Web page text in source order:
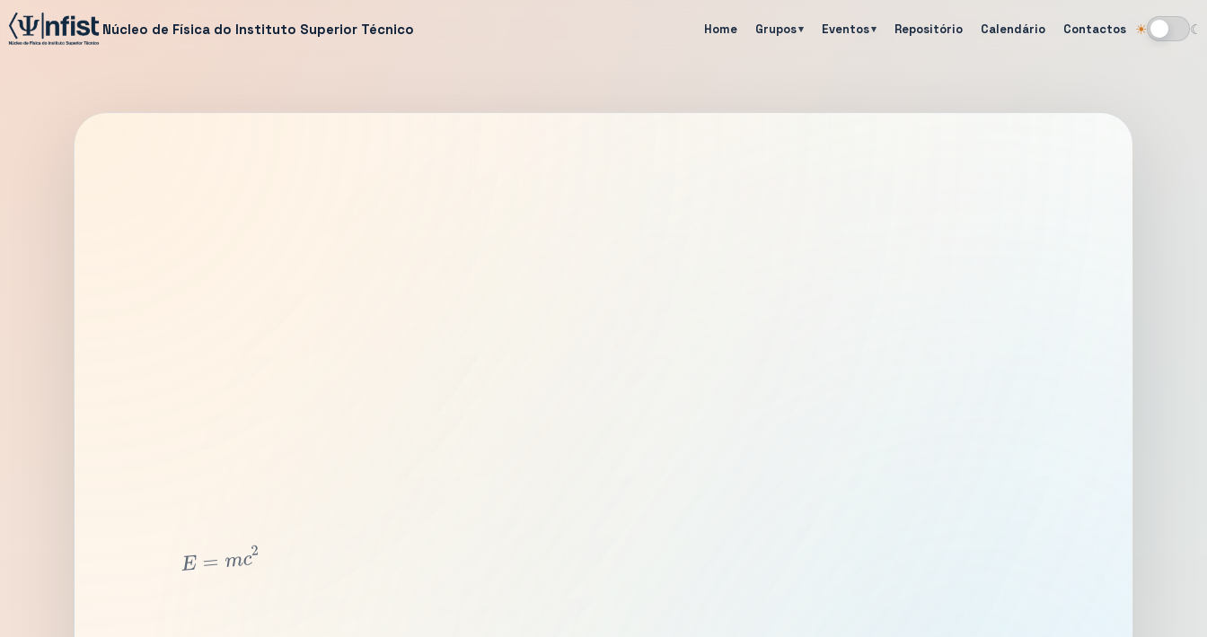
Núcleo de Física do Instituto Superior Técnico Home Grupos Eventos Repositório Calendário Contactos ☀ ☾
Alternar tema
E= 2